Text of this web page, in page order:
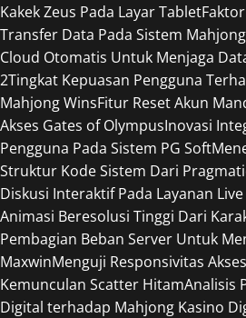
Kakek Zeus Pada Layar Tablet
Transfer Data Pada Sistem
Cloud Otomatis Untuk Menjaga
2Tingkat Kepuasan Pengguna
Mahjong WinsFitur Reset Akun
Akses Gates of OlympusInovasi
Pengguna Pada Sistem PG Soft
Struktur Kode Sistem Dari
Diskusi Interaktif Pada Layanan
Animasi Beresolusi Tinggi Dari
Pembagian Beban Server Untuk
MaxwinMenguji Responsivitas
Kemunculan Scatter HitamAnalisis
Digital terhadap Mahjong Kasino